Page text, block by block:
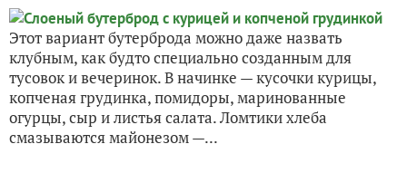
Этот вариант бутерброда можно даже назвать
клубным, как будто специально созданным для
тусовок и вечеринок. В начинке — кусочки курицы,
копченая грудинка, помидоры, маринованные
огурцы, сыр и листья салата. Ломтики хлеба
смазываются майонезом —...